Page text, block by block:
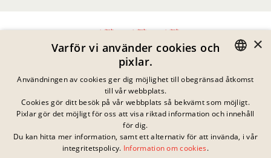
Integritetspolicy
Impressum
Juridisk Information
Kontakta
Cookies
Vanliga Frågor
Nedladdningar
Inga pågående
tävlingar just nu
GERMAN
FRENCH
DANISH
×
Varför vi använder cookies och
pixlar.
Användningen av cookies ger dig möjlighet till obegränsad åtkomst
till vår webbplats.
Cookies gör ditt besök på vår webbplats så bekvämt som möjligt.
Pixlar gör det möjligt för oss att visa riktad information och innehåll
för dig.
Du kan hitta mer information, samt ett alternativ för att invända, i vår
integritetspolicy. Information om cookies.